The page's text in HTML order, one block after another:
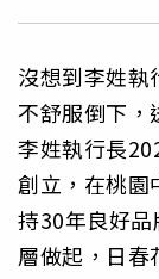
沒想到李姓執
不舒服倒下，
李姓執行長
創立，在桃園
持30年良好
層做起，日春